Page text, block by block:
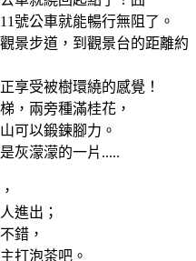
號公車就能暢行無阻了。
景步道，到觀景台的距離約
享受被樹環繞的感覺！
，兩旁種滿桂花，
可以鍛鍊腳力。
灰濛濛的一片.....
進出；
錯，
打泡茶吧。